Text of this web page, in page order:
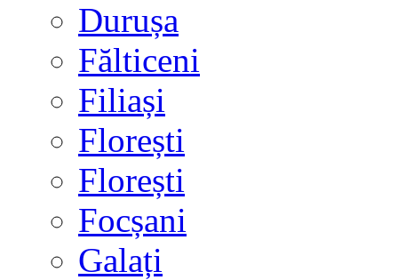
Durușa
Fălticeni
Filiași
Florești
Florești
Focșani
Galați